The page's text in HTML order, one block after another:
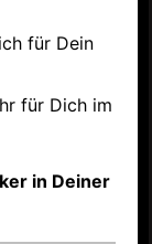
für Dein
für Dich im
in Deiner